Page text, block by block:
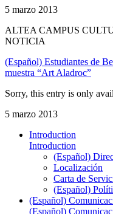
5 marzo 2013
ALTEA CAMPUS
NOTICIA
(Español) Estudiantes de
muestra “Art Aladroc”
Sorry, this entry is only
5 marzo 2013
Introduction
Introduction
(Español)
Localización
Carta de
(Español)
(Español)
(Español)